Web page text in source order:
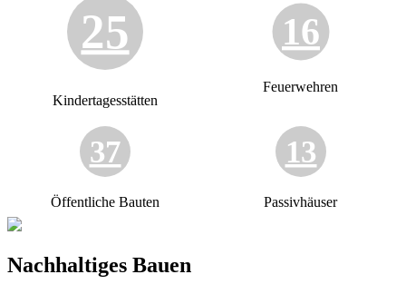
25
Kindertagesstätten
16
Feuerwehren
37
Öffentliche Bauten
13
Passivhäuser
Nachhaltiges Bauen